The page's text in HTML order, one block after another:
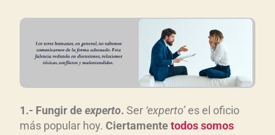
1.- Fungir deexperto. Ser ‘experto’ es el oficio
más popular hoy. Ciertamentetodos somos